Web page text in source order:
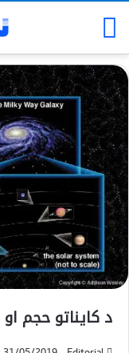
د کایناتو حجم